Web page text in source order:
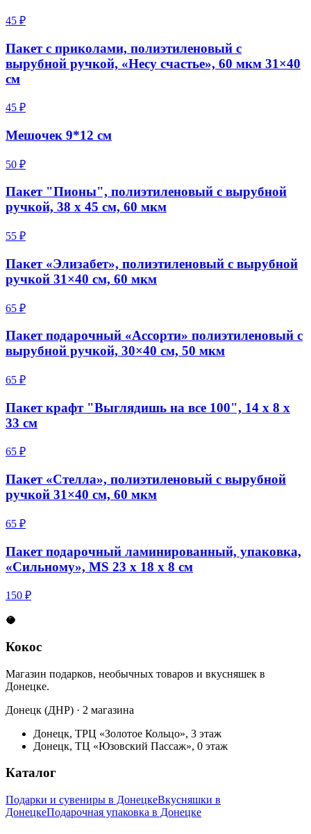
45 ₽
Пакет с приколами, полиэтиленовый с
вырубной ручкой, «Несу счастье», 60 мкм 31×40
см
45 ₽
Мешочек 9*12 см
50 ₽
Пакет "Пионы", полиэтиленовый с вырубной
ручкой, 38 х 45 см, 60 мкм
55 ₽
Пакет «Элизабет», полиэтиленовый с вырубной
ручкой 31×40 см, 60 мкм
65 ₽
Пакет подарочный «Ассорти» полиэтиленовый с
вырубной ручкой, 30×40 см, 50 мкм
65 ₽
Пакет крафт "Выглядишь на все 100", 14 х 8 х
33 см
65 ₽
Пакет «Стелла», полиэтиленовый с вырубной
ручкой 31×40 см, 60 мкм
65 ₽
Пакет подарочный ламинированный, упаковка,
«Сильному», MS 23 х 18 х 8 см
150 ₽
🥥
Кокос
Магазин подарков, необычных товаров и вкусняшек в
Донецке.
Донецк (ДНР) · 2 магазина
Донецк, ТРЦ «Золотое Кольцо», 3 этаж
Донецк, ТЦ «Юзовский Пассаж», 0 этаж
Каталог
Подарки и сувениры в ДонецкеВкусняшки в
ДонецкеПодарочная упаковка в Донецке